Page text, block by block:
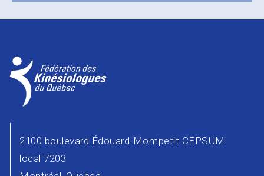
2100 boulevard Édouard-Montpetit CEPSUM
local 7203